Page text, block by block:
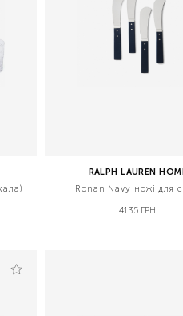
RALPH LAUREN
Ronan Navy ножі для
4135 ГРН